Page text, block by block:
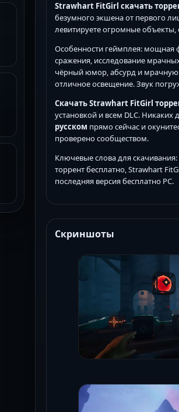
Strawhart FitGirl скачать
безумного экшена от первого
левитируете огромные объекты,
Особенности геймплея: мощная
сражения, исследование
чёрный юмор, абсурд и мрачную
отличное освещение. Звук
Скачать Strawhart FitGirl
установкой и всем DLC.
русском прямо сейчас и
проверено сообществом.
Ключевые слова для скачивания:
торрент бесплатно, Strawhart
последняя версия бесплатно PC.
Скриншоты